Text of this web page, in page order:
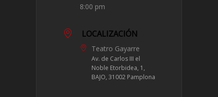
8:00 pm
LOCALIZACIÓN
Teatro Gayarre
Av. de Carlos III el
Noble Etorbidea, 1,
BAJO, 31002 Pamplona